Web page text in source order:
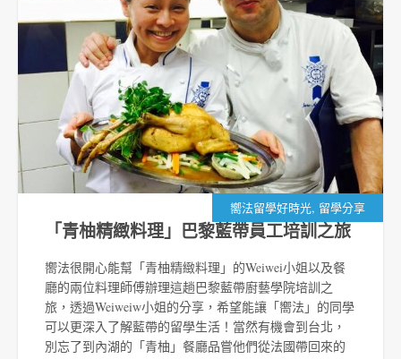
嚮法留學好時光, 留學分享
「青柚精緻料理」巴黎藍帶員工培訓之旅
嚮法很開心能幫「青柚精緻料理」的Weiwei小姐以及餐
廳的兩位料理師傅辦理這趟巴黎藍帶廚藝學院培訓之
旅，透過Weiweiw小姐的分享，希望能讓「嚮法」的同學
可以更深入了解藍帶的留學生活！當然有機會到台北，
別忘了到內湖的「青柚」餐廳品嘗他們從法國帶回來的